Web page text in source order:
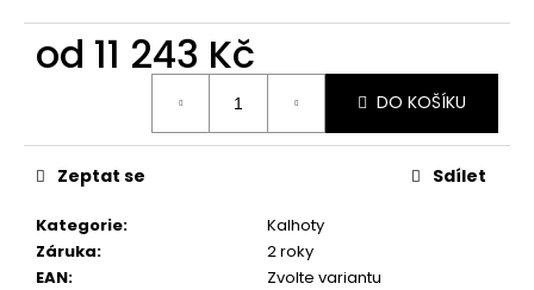
od 11 243 Kč
DO KOŠÍKU
Kategorie:
Kalhoty
Záruka:
2 roky
EAN:
Zvolte variantu
Zeptat se Sdílet